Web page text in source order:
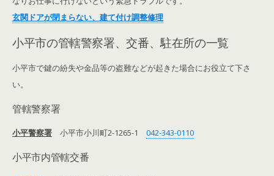
玄関ドアが閉まらない、建て付け調整修理
小平市の管轄警察署、交番、駐在所の一覧
小平市で鍵の紛失や金品等の盗難などが起きた場合にお役立て下さ
い。
管轄警察署
小平警察署 小平市小川町2-1265-1 042-343-0110
小平市内管轄交番